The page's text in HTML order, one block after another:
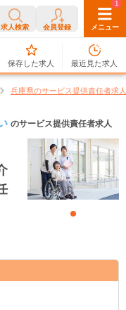
求人検索 会員登録 メニュー
0
保存した求人
1
最近見た求人
兵庫県のサービス提供責任者求人
のサービス提供責任者求人